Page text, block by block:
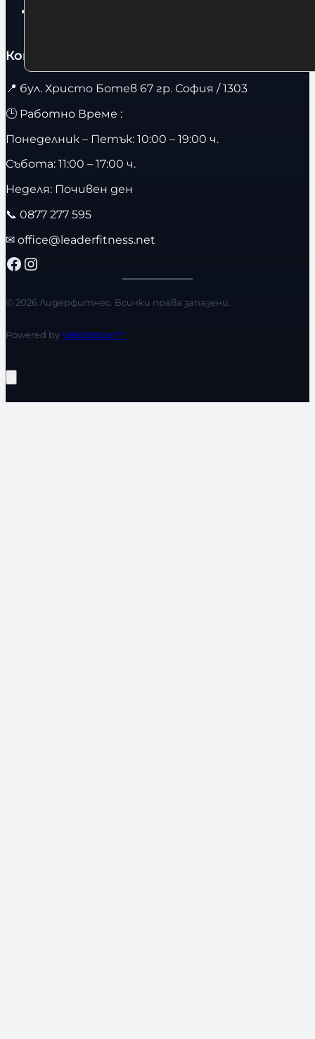
Контакти
📍 бул. Христо Ботев 67 гр. София / 1303
🕒 Работно Време :
Понеделник – Петък: 10:00 – 19:00 ч.
Събота: 11:00 – 17:00 ч.
Неделя: Почивен ден
📞 0877 277 595
✉ office@leaderfitness.net
Facebook Instagram
© 2026 Лидерфитнес. Всички права запазени.
Powered byWebStation™